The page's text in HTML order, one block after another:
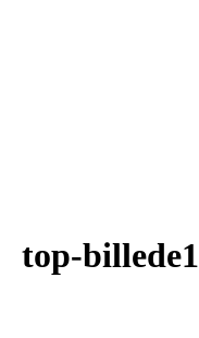
top-billede1